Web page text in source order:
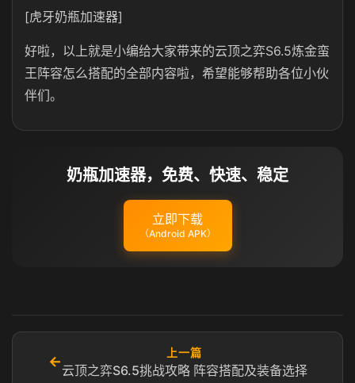
[虎牙奶瓶加速器]
好啦，以上就是小编给大家带来的云顶之弈S6.5炼金蛮
王阵容怎么搭配的全部内容啦，希望能够帮助各位小伙
伴们。
奶瓶加速器，免费、快速、稳定
立即下载
（Android APK）
←
上一篇
云顶之弈S6.5挑战攻略 阵容搭配及装备选择